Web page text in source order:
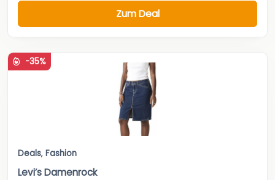
Zum Deal
-35%
Deals, Fashion
Levi’s Damenrock